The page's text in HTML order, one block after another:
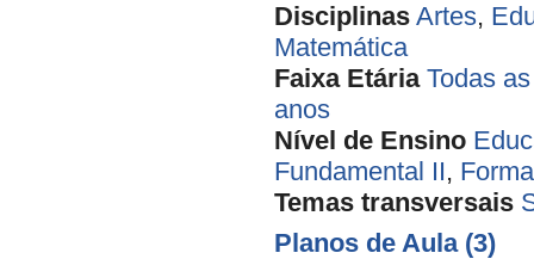
Disciplinas Artes,
Matemática
Faixa Etária Todas
anos
Nível de Ensino
Fundamental II,
Temas transversais
Planos de Aula (3)